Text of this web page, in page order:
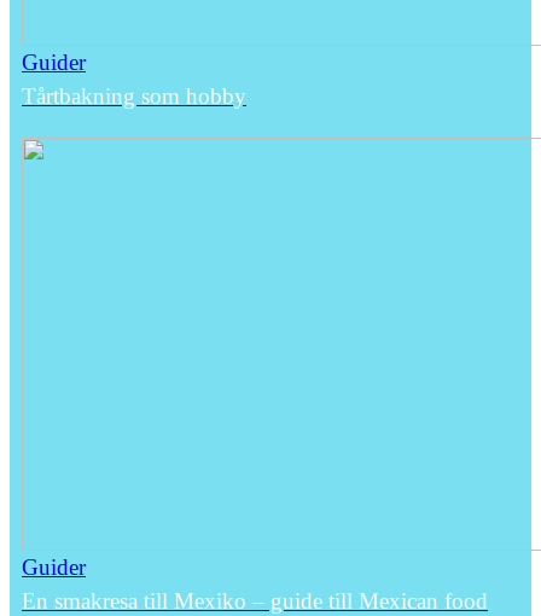
Guider
Tårtbakning som hobby
Guider
En smakresa till Mexiko – guide till Mexican food